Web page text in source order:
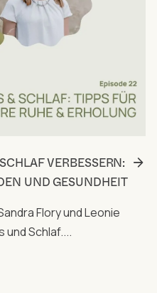
VERBESSERN:
UND GESUNDHEIT
Flory und Leonie
und Schlaf....